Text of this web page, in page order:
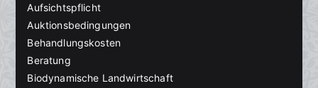
Aufsichtspflicht
Auktionsbedingungen
Behandlungskosten
Beratung
Biodynamische Landwirtschaft